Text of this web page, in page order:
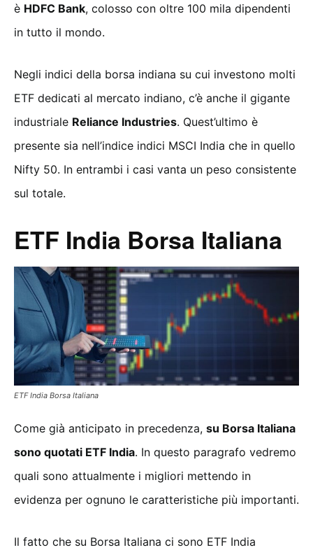
è HDFC Bank, colosso con oltre 100 mila dipendenti
in tutto il mondo.
Negli indici della borsa indiana su cui investono molti
ETF dedicati al mercato indiano, c’è anche il gigante
industriale Reliance Industries. Quest’ultimo è
presente sia nell’indice indici MSCI India che in quello
Nifty 50. In entrambi i casi vanta un peso consistente
sul totale.
ETF India Borsa Italiana
ETF India Borsa Italiana
Come già anticipato in precedenza, su Borsa Italiana
sono quotati ETF India. In questo paragrafo vedremo
quali sono attualmente i migliori mettendo in
evidenza per ognuno le caratteristiche più importanti.
Il fatto che su Borsa Italiana ci sono ETF India